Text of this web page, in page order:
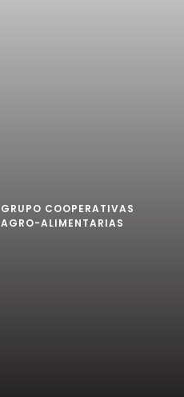
GRUPO COOPERATIVAS
AGRO-ALIMENTARIAS